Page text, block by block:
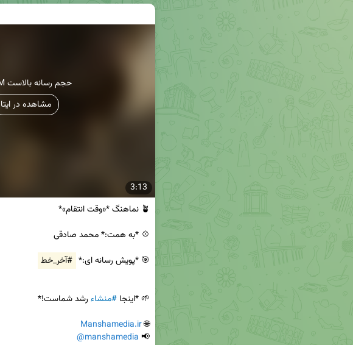
3:13
14.2M حجم رسانه بالاست
مشاهده در ایتا
🎯 *پویش رسانه ای:* #آخر_خط
🌱 *اینجا #منشاء
🌐
Manshamedia.ir
📢
@manshamedia